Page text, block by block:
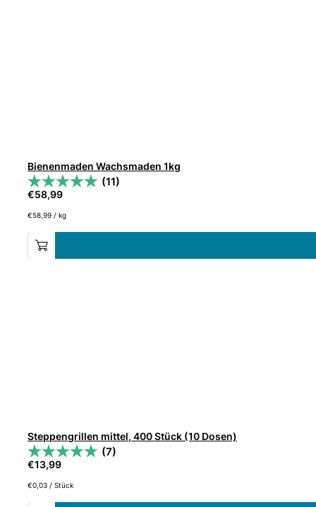
Bienenmaden Wachsmaden 1kg
(11)
€58,99
€58,99 /kg
Steppengrillen mittel, 400 Stück (10 Dosen)
(7)
€13,99
€0,03 /Stück